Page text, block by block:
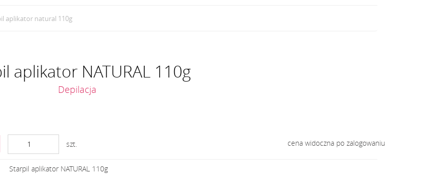
aplikator natural 110g
aplikator NATURAL 110g
Depilacja
szt. cena widoczna po zalogowaniu
Starpil aplikator NATURAL 110g